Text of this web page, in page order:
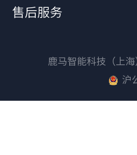
售后服务
鹿马智能科技（上
沪